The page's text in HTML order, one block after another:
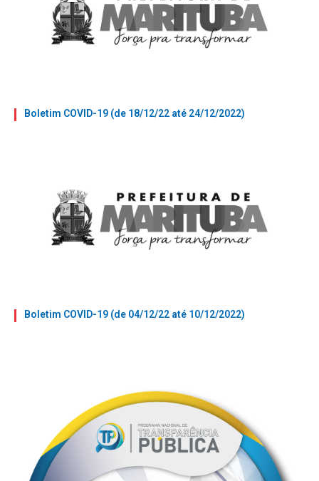
Boletim COVID-19 (de 18/12/22 até 24/12/2022)
Boletim COVID-19 (de 04/12/22 até 10/12/2022)